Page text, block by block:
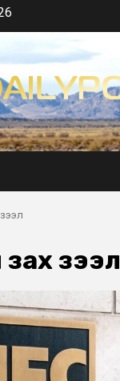
зээл
зах зээл